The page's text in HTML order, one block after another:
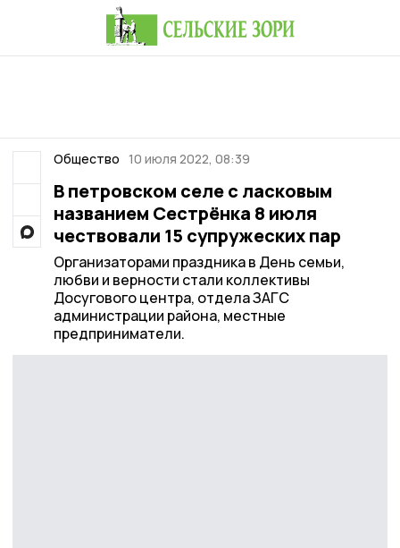
Общество 10 июля 2022, 08:39
В петровском селе с ласковым
названием Сестрёнка 8 июля
чествовали 15 супружеских пар
Организаторами праздника в День семьи,
любви и верности стали коллективы
Досугового центра, отдела ЗАГС
администрации района, местные
предприниматели.